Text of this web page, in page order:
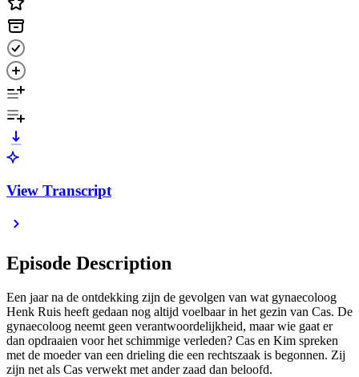
View Transcript
Episode Description
Een jaar na de ontdekking zijn de gevolgen van wat gynaecoloog
Henk Ruis heeft gedaan nog altijd voelbaar in het gezin van Cas. De
gynaecoloog neemt geen verantwoordelijkheid, maar wie gaat er
dan opdraaien voor het schimmige verleden? Cas en Kim spreken
met de moeder van een drieling die een rechtszaak is begonnen. Zij
zijn net als Cas verwekt met ander zaad dan beloofd.